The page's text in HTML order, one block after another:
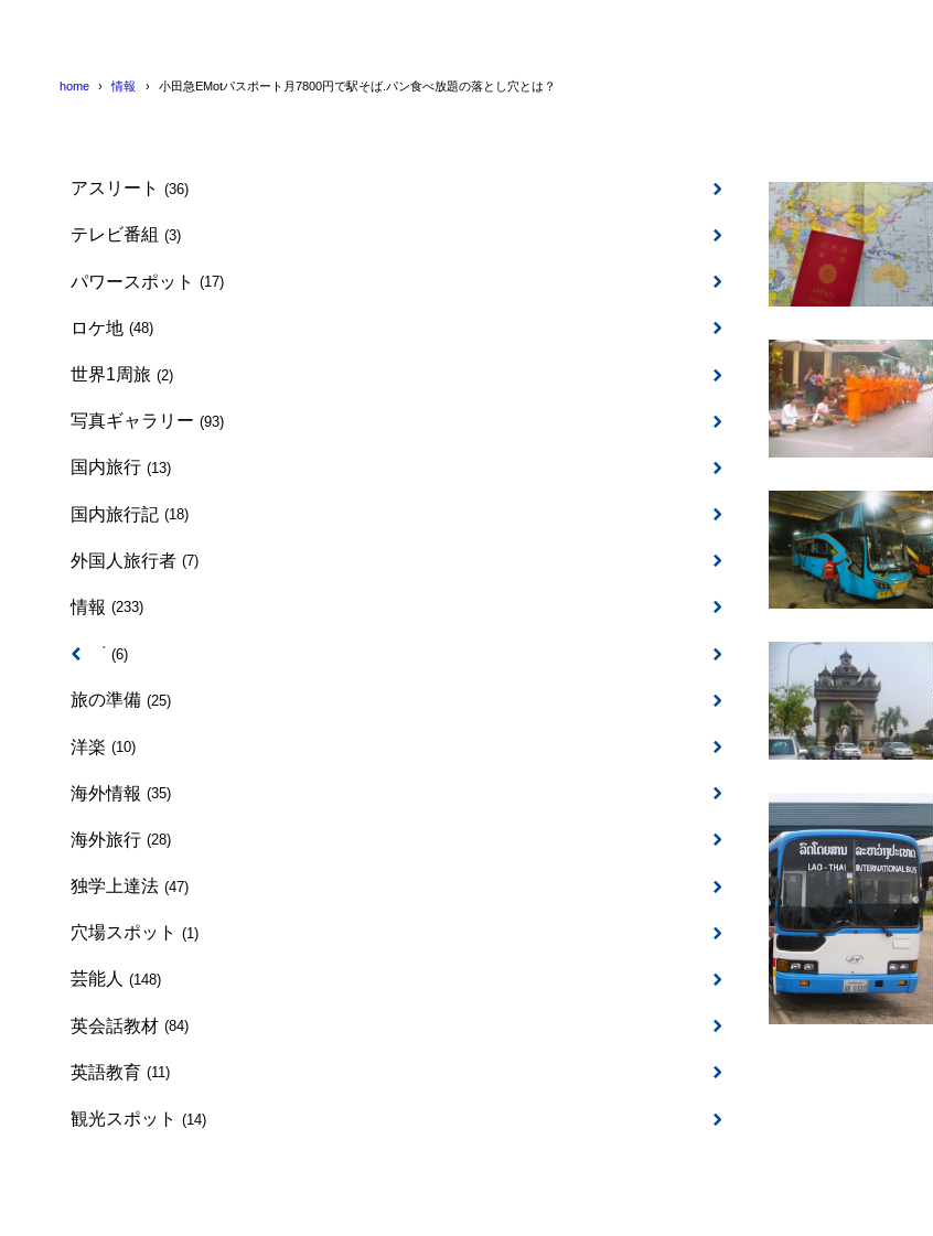
home 情報 小田急EMotパスポート月7800円で駅そば.パン食べ放題の落とし穴とは？
アスリート (36)
テレビ番組 (3)
パワースポット (17)
ロケ地 (48)
世界1周旅 (2)
写真ギャラリー (93)
国内旅行 (13)
国内旅行記 (18)
外国人旅行者 (7)
情報 (233)
方言 (6)
旅の準備 (25)
洋楽 (10)
海外情報 (35)
海外旅行 (28)
独学上達法 (47)
穴場スポット (1)
芸能人 (148)
英会話教材 (84)
英語教育 (11)
観光スポット (14)